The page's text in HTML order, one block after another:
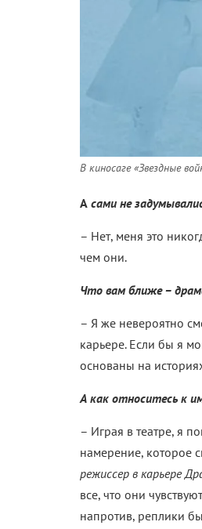
В киносаге «Звездные
А сами не
– Нет, меня это
чем они.
Что вам ближе –
– Я же невероятно
карьере. Если бы я
основаны на
А как относитесь к
– Играя в театре, я
намерение, которое
режиссер в карьере
все, что они
напротив, реплики